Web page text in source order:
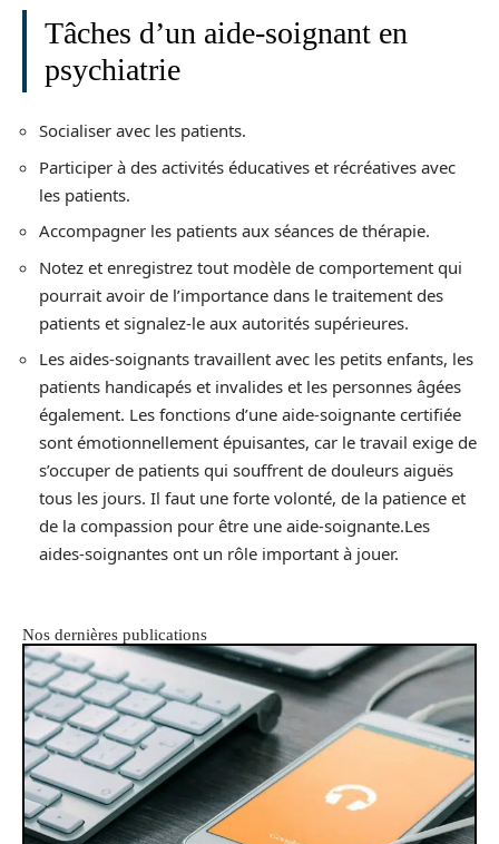
Tâches d’un aide-soignant en
psychiatrie
Socialiser avec les patients.
Participer à des activités éducatives et récréatives avec
les patients.
Accompagner les patients aux séances de thérapie.
Notez et enregistrez tout modèle de comportement qui
pourrait avoir de l’importance dans le traitement des
patients et signalez-le aux autorités supérieures.
Les aides-soignants travaillent avec les petits enfants, les
patients handicapés et invalides et les personnes âgées
également. Les fonctions d’une aide-soignante certifiée
sont émotionnellement épuisantes, car le travail exige de
s’occuper de patients qui souffrent de douleurs aiguës
tous les jours. Il faut une forte volonté, de la patience et
de la compassion pour être une aide-soignante.Les
aides-soignantes ont un rôle important à jouer.
Nos dernières publications